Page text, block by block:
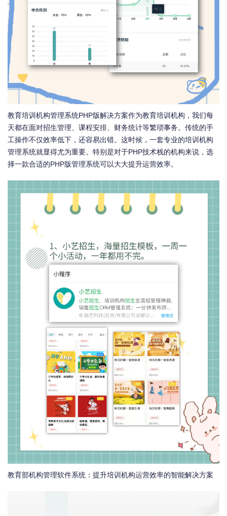
教育培训机构管理系统PHP版解决方案作为教育培训机构，我们每
天都在面对招生管理、课程安排、财务统计等繁琐事务。传统的手
工操作不仅效率低下，还容易出错。这时候，一套专业的培训机构
管理系统就显得尤为重要。特别是对于PHP技术栈的机构来说，选
择一款合适的PHP版管理系统可以大大提升运营效率。
教育部机构管理软件系统：提升培训机构运营效率的智能解决方案